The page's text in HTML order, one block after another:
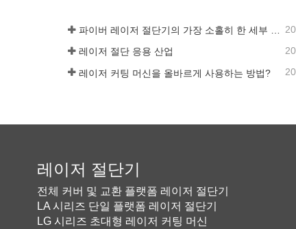
레이저 절단 응용 산업
레이저 커팅 머신을 올바르게 사용하는 방법?
레이저 절단기
전체 커버 및 교환 플랫폼 레이저 절단기
LA 시리즈 단일 플랫폼 레이저 절단기
LG 시리즈 초대형 레이저 커팅 머신